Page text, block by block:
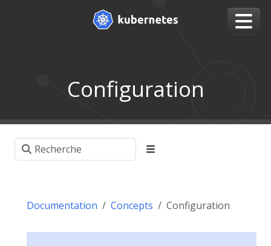
Configuration
Documentation Concepts Configuration